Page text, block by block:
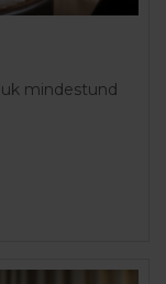
mindestund